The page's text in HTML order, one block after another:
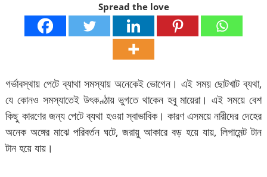
Spread the love
গর্ভাবস্থায় পেটে ব্যাথা সমস্যায় অনেকেই ভোগেন। এই সময় ছোটখাট ব্যথা,
যে কোনও সমস্যাতেই উৎকণ্ঠায় ভুগতে থাকেন হবু মায়েরা। এই সময়ে বেশ
কিছু কারণের জন্য পেটে ব্যথা হওয়া স্বাভাবিক। কারণ এসময়ে নারীদের দেহের
অনেক অঙ্গের মাঝে পরিবর্তন ঘটে, জরায়ু আকারে বড় হয়ে যায়, লিগামেন্ট টান
টান হয়ে যায়।